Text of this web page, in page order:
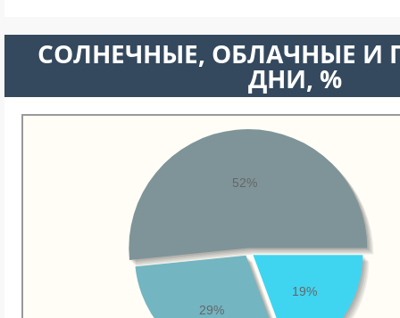
CОЛНЕЧНЫЕ, ОБЛАЧНЫЕ И
ДНИ, %
19%
29%
52%